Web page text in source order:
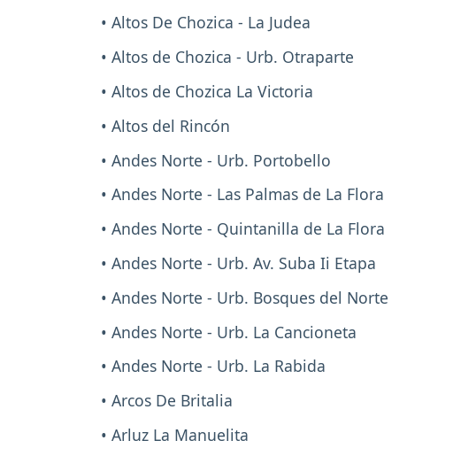
• Altos De Chozica - La Judea
• Altos de Chozica - Urb. Otraparte
• Altos de Chozica La Victoria
• Altos del Rincón
• Andes Norte - Urb. Portobello
• Andes Norte - Las Palmas de La Flora
• Andes Norte - Quintanilla de La Flora
• Andes Norte - Urb. Av. Suba Ii Etapa
• Andes Norte - Urb. Bosques del Norte
• Andes Norte - Urb. La Cancioneta
• Andes Norte - Urb. La Rabida
• Arcos De Britalia
• Arluz La Manuelita